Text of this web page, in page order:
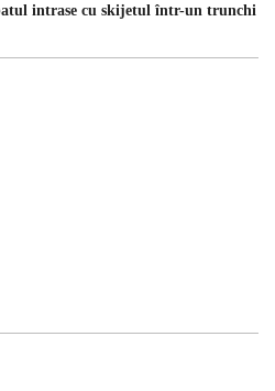
intrase cu skijetul într-un trunchi